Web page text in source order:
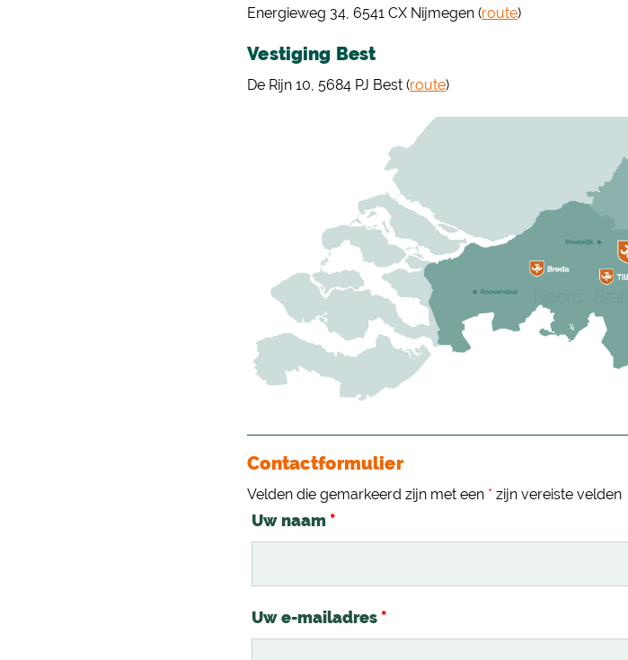
Energieweg 34, 6541 CX Nijmegen (route)
Vestiging Best
De Rijn 10, 5684 PJ Best (route)
Contactformulier
Velden die gemarkeerd zijn met een * zijn vereiste velden
Uw naam *
Uw e-mailadres *